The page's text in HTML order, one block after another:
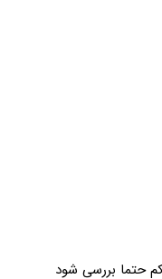
حتما بررسی شود